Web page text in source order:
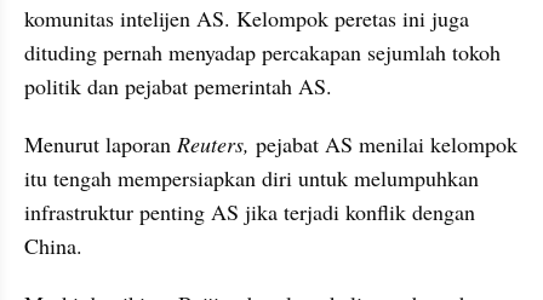
komunitas intelijen AS. Kelompok peretas ini juga
dituding pernah menyadap percakapan sejumlah tokoh
politik dan pejabat pemerintah AS.
Menurut laporan Reuters, pejabat AS menilai kelompok
itu tengah mempersiapkan diri untuk melumpuhkan
infrastruktur penting AS jika terjadi konflik dengan
China.